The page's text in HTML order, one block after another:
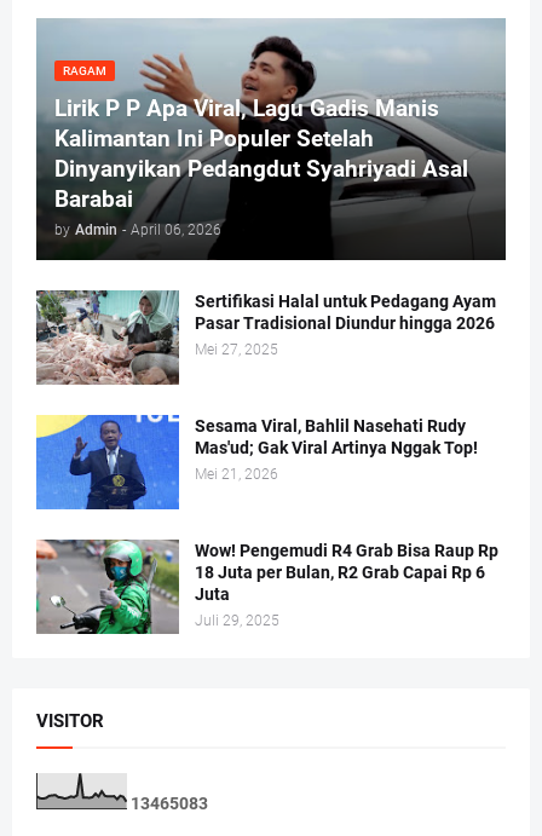
RAGAM
Lirik P P Apa Viral, Lagu Gadis Manis
Kalimantan Ini Populer Setelah
Dinyanyikan Pedangdut Syahriyadi Asal
Barabai
by Admin - April 06, 2026
Sertifikasi Halal untuk Pedagang Ayam
Pasar Tradisional Diundur hingga 2026
Mei 27, 2025
Sesama Viral, Bahlil Nasehati Rudy
Mas'ud; Gak Viral Artinya Nggak Top!
Mei 21, 2026
Wow! Pengemudi R4 Grab Bisa Raup Rp
18 Juta per Bulan, R2 Grab Capai Rp 6
Juta
Juli 29, 2025
VISITOR
13465083